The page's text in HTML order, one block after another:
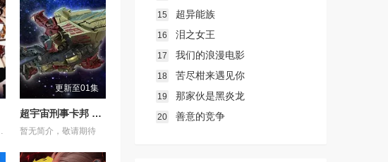
麼關係？陸續登場的謎樣角色，又將為涼子帶來什麼遭遇呢？現在，戰鬥的鐘聲即將為御劍涼子響起！
更新至01集
超宇宙刑事卡邦 无限 外传
暂无简介，敬请期待
15 超异能族
16 泪之女王
17 我们的浪漫电影
18 苦尽柑来遇见你
19 那家伙是黑炎龙
20 善意的竞争